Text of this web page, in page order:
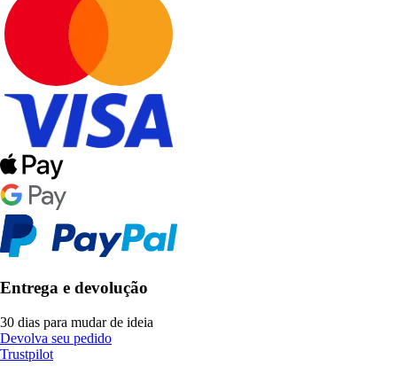
Entrega e devolução
30 dias para mudar de ideia
Devolva seu pedido
Trustpilot